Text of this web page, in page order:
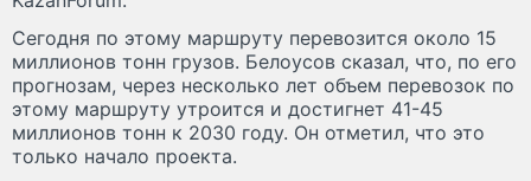
Сегодня по этому маршруту перевозится около 15
миллионов тонн грузов. Белоусов сказал, что, по его
прогнозам, через несколько лет объем перевозок по
этому маршруту утроится и достигнет 41-45
миллионов тонн к 2030 году. Он отметил, что это
только начало проекта.